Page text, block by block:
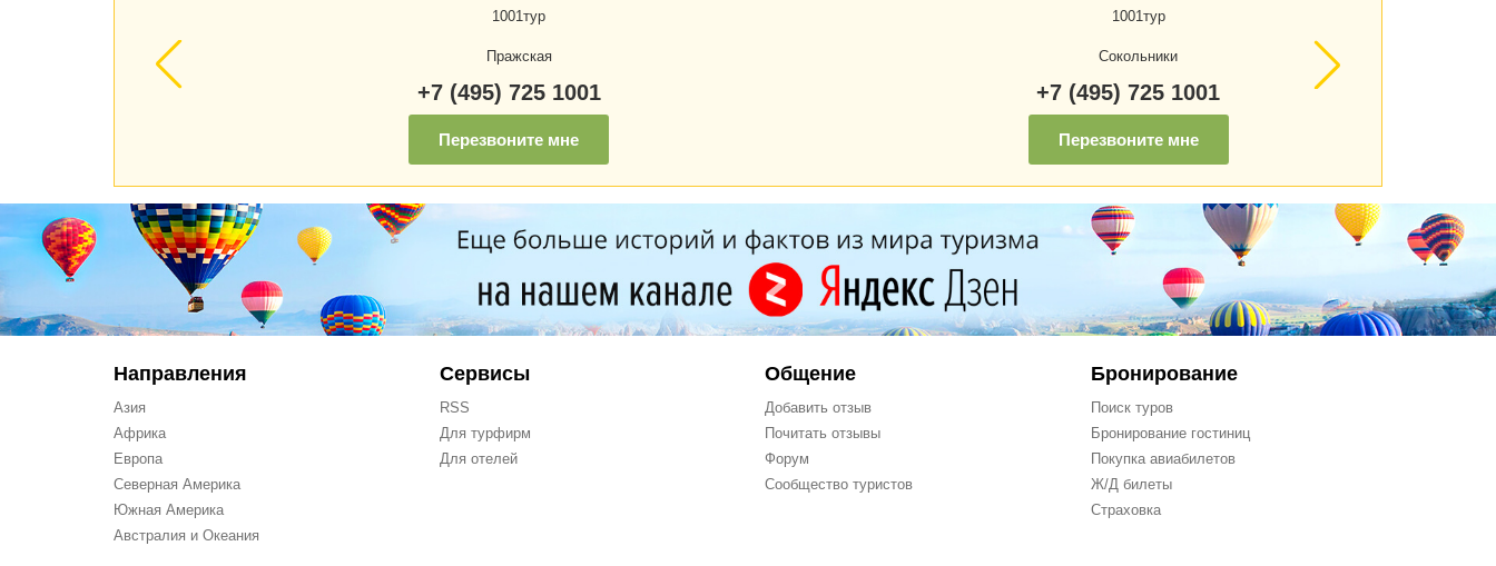
1001тур
Пражская
+7 (495) 725 1001
Перезвоните мне
1001тур
Сокольники
+7 (495) 725 1001
Перезвоните мне
Направления
Азия
Африка
Европа
Северная Америка
Южная Америка
Австралия и Океания
Сервисы
RSS
Для турфирм
Для отелей
Общение
Добавить отзыв
Почитать отзывы
Форум
Сообщество туристов
Бронирование
Поиск туров
Бронирование гостиниц
Покупка авиабилетов
Ж/Д билеты
Страховка